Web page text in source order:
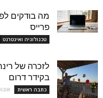
מה בודקים
פרייס
טכנולוגיה ואינטרנט
לזכרה של
בקידר דרום
כתבה ראשית אוגוסט